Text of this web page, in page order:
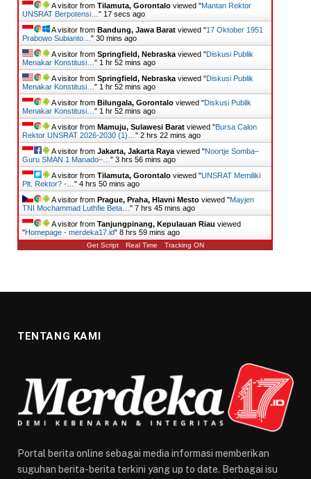
A visitor from Tilamuta, Gorontalo viewed "Mantan Rektor
UNSRAT Berpotensi… " 19 secs ago
A visitor from Bandung, Jawa Barat viewed "17 Oktober 1951
Prabowo Subianto… " 30 mins ago
A visitor from Springfield, Nebraska viewed "Diskusi Publik
Menakar Konstitusi… " 1 hr 52 mins ago
A visitor from Springfield, Nebraska viewed "Diskusi Publik
Menakar Konstitusi… " 1 hr 52 mins ago
A visitor from Bilungala, Gorontalo viewed "Diskusi Publik
Menakar Konstitusi… " 1 hr 52 mins ago
A visitor from Mamuju, Sulawesi Barat viewed "Bursa Calon
Rektor UNSRAT 2026-2030 (1)… " 2 hrs 22 mins ago
A visitor from Jakarta, Jakarta Raya viewed "Noortje Somba–
Guru SMAN 1 Manado–… " 3 hrs 56 mins ago
A visitor from Tilamuta, Gorontalo viewed "UNSRAT Memiliki
Plt. Rektor? -… " 4 hrs 50 mins ago
A visitor from Prague, Praha, Hlavni Mesto viewed "Mayjen
TNI Mochammad Luthfie Beta… " 7 hrs 45 mins ago
A visitor from Tanjungpinang, Kepulauan Riau viewed
"Homepage - merdeka17.id" 8 hrs 59 mins ago
Get Script Real Time Tracking ON
TENTANG KAMI
Portal berita online sebagai media informasi memberikan
suguhan berita-berita terkini yang up to date. Berbagai isu